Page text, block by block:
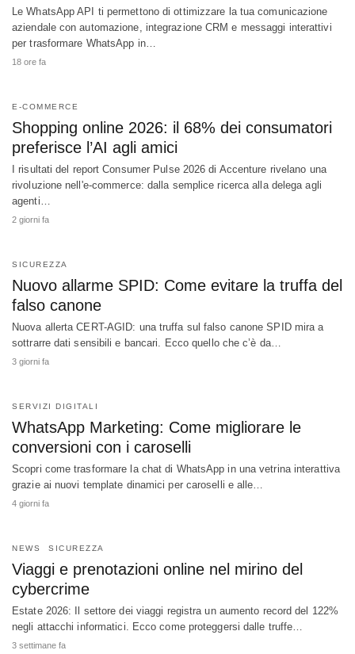
Le WhatsApp API ti permettono di ottimizzare la tua comunicazione
aziendale con automazione, integrazione CRM e messaggi interattivi
per trasformare WhatsApp in…
18 ore fa
E-COMMERCE
Shopping online 2026: il 68% dei consumatori
preferisce l’AI agli amici
I risultati del report Consumer Pulse 2026 di Accenture rivelano una
rivoluzione nell'e-commerce: dalla semplice ricerca alla delega agli
agenti…
2 giorni fa
SICUREZZA
Nuovo allarme SPID: Come evitare la truffa del
falso canone
Nuova allerta CERT-AGID: una truffa sul falso canone SPID mira a
sottrarre dati sensibili e bancari. Ecco quello che c’è da…
3 giorni fa
SERVIZI DIGITALI
WhatsApp Marketing: Come migliorare le
conversioni con i caroselli
Scopri come trasformare la chat di WhatsApp in una vetrina interattiva
grazie ai nuovi template dinamici per caroselli e alle…
4 giorni fa
NEWS SICUREZZA
Viaggi e prenotazioni online nel mirino del
cybercrime
Estate 2026: Il settore dei viaggi registra un aumento record del 122%
negli attacchi informatici. Ecco come proteggersi dalle truffe…
3 settimane fa